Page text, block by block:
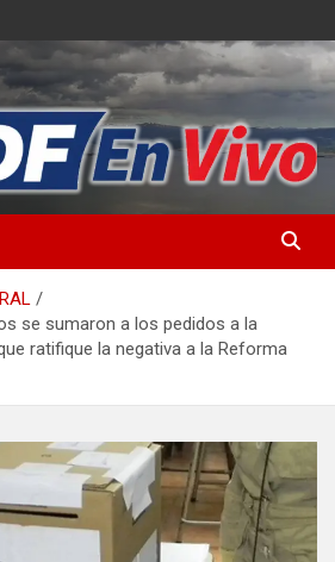
se sumaron a los pedidos a la
ratifique la negativa a la Reforma